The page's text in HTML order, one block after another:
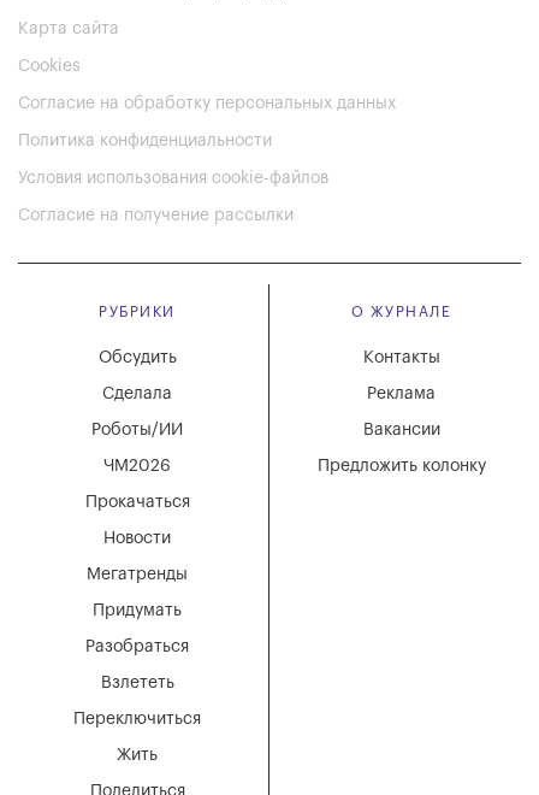
Карта сайта
Cookies
Согласие на обработку персональных данных
Политика конфиденциальности
Условия использования cookie-файлов
Согласие на получение рассылки
РУБРИКИ
Мегатренды
Придумать
Разобраться
Взлететь
Новости
Переключиться
Жить
Обсудить
Сделала
Роботы/ИИ
ЧМ2026
Прокачаться
О ЖУРНАЛЕ
Вакансии
Реклама
Контакты
Предложить колонку